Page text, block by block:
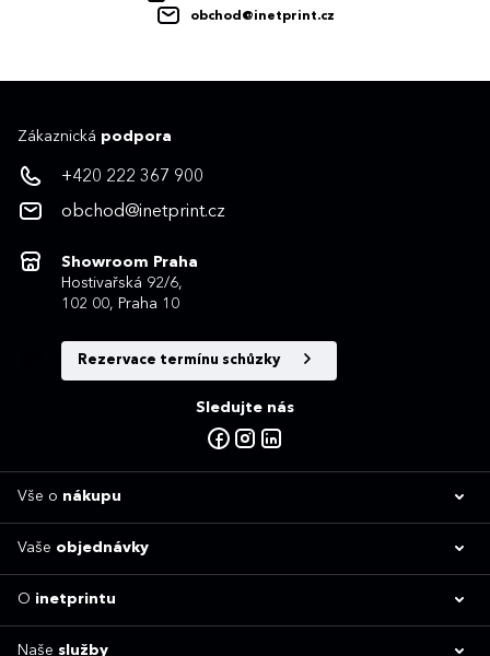
obchod@inetprint.cz
Zákaznická podpora
+420 222 367 900
obchod@inetprint.cz
Showroom Praha
Hostivařská 92/6,
102 00, Praha 10
Rezervace termínu schůzky
Sledujte nás
Vše o nákupu
Vaše objednávky
O inetprintu
Naše služby